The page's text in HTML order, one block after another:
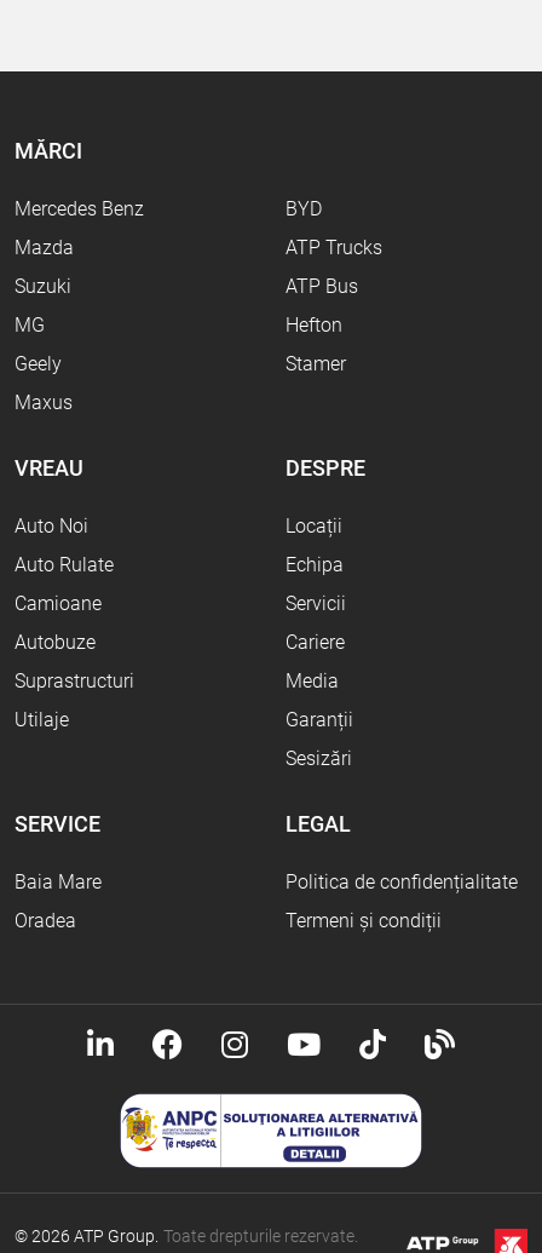
MĂRCI
Mercedes Benz
Mazda
Suzuki
MG
Geely
Maxus
BYD
ATP Trucks
ATP Bus
Hefton
Stamer
VREAU
Auto Noi
Auto Rulate
Camioane
Autobuze
Suprastructuri
Utilaje
DESPRE
Locații
Echipa
Servicii
Cariere
Media
Garanții
Sesizări
SERVICE
Baia Mare
Oradea
LEGAL
Politica de confidențialitate
Termeni și condiții
© 2026 ATP Group. Toate drepturile rezervate.